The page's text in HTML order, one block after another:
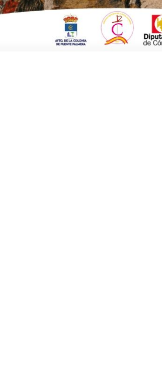
explicaba que «después de casi cuatro
demostrado que logísticamente es posible y
vida a la feria».
más bares y restaurantes, «que por
que hacer mejoras en el evento y
hecho de llamarse feria gastronómica
a las empresas de restauración y